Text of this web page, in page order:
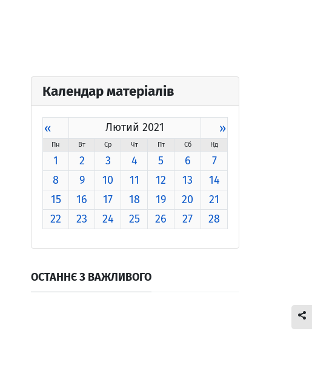
Календар матеріалів
« Лютий 2021 »
Пн Вт Ср Чт Пт Сб Нд
1 2 3 4 5 6
7
8
9 10 11 12 13
14
15
16 17 18 19 20
21
22
23 24 25 26 27 28
ОСТАННЄ З ВАЖЛИВОГО